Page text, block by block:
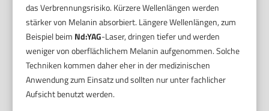
das Verbrennungsrisiko. Kürzere Wellenlängen werden
stärker von Melanin absorbiert. Längere Wellenlängen, zum
Beispiel beim Nd:YAG-Laser, dringen tiefer und werden
weniger von oberflächlichem Melanin aufgenommen. Solche
Techniken kommen daher eher in der medizinischen
Anwendung zum Einsatz und sollten nur unter fachlicher
Aufsicht benutzt werden.